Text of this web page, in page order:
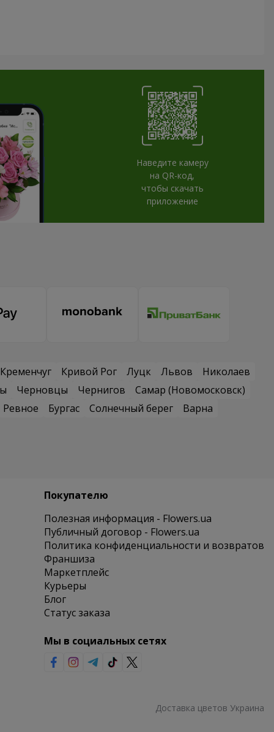
Наведите камеру
на QR-код,
чтобы скачать
приложение
Кременчуг Кривой Рог Луцк Львов
Николаев
Черновцы Чернигов
Самар (Новомосковск)
Ревное Бургас Солнечный берег
Варна
Покупателю
Полезная информация - Flowers.ua
Публичный договор - Flowers.ua
Политика конфиденциальности и возвратов
Франшиза
Маркетплейс
Курьеры
Блог
Статус заказа
Мы в социальных сетях
Доставка цветов Украина